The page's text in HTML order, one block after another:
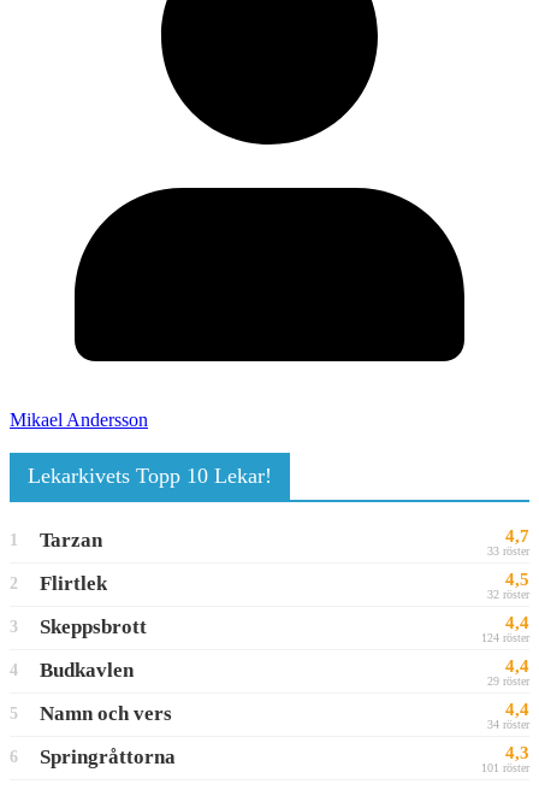
Mikael Andersson
Lekarkivets Topp 10 Lekar!
1 Tarzan 4,7
33 röster
2 Flirtlek 4,5
32 röster
3 Skeppsbrott 4,4
124 röster
4 Budkavlen 4,4
29 röster
5 Namn och vers 4,4
34 röster
6 Springråttorna 4,3
101 röster